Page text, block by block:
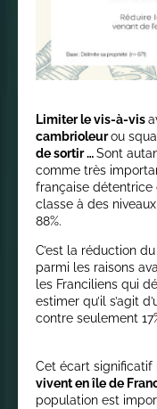
Limiter le vis-à-vis
cambrioleurou
de sortir …Sont
comme très
française détentrice
classe à des
88%.
C’est la réduction
parmi les raisons
les Franciliens qui
estimer qu’il s’agit
contre seulement
Cet écart significatif
vivent en île de
population est